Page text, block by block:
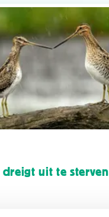
uit te sterven